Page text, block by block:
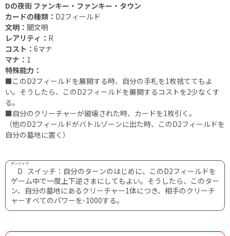
Dの夜街 ファンキー・ファンキー・タウン
カードの種類： D2フィールド
文明： 闇文明
レアリティ： R
コスト： 6マナ
マナ： 1
特殊能力：
■このD2フィールドを展開する時、自分の手札を1枚捨ててもよ
い。そうしたら、このD2フィールドを展開するコストを2少なくす
る。
■自分のクリーチャーが破壊された時、カードを1枚引く。
（他のD2フィールドがバトルゾーンに出た時、このD2フィールドを
自分の墓地に置く）
D
デンジャラ
スイッチ：自分のターンのはじめに、このD2フィールドを
ゲーム中で一度上下逆さまにしてもよい。そうしたら、このター
ン、自分の墓地にあるクリーチャー1体につき、相手のクリーチ
ャーすべてのパワーを-1000する。